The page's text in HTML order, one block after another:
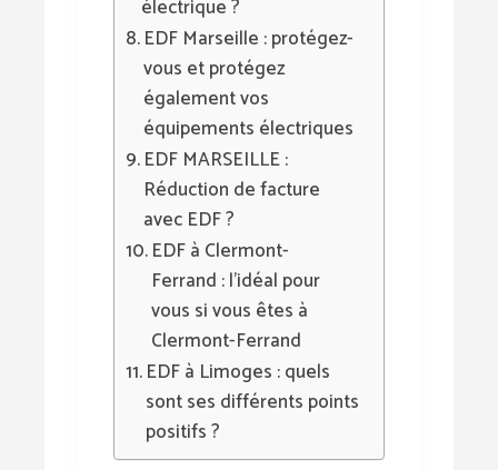
électrique ?
EDF Marseille : protégez-
vous et protégez
également vos
équipements électriques
EDF MARSEILLE :
Réduction de facture
avec EDF ?
EDF à Clermont-
Ferrand : l’idéal pour
vous si vous êtes à
Clermont-Ferrand
EDF à Limoges : quels
sont ses différents points
positifs ?